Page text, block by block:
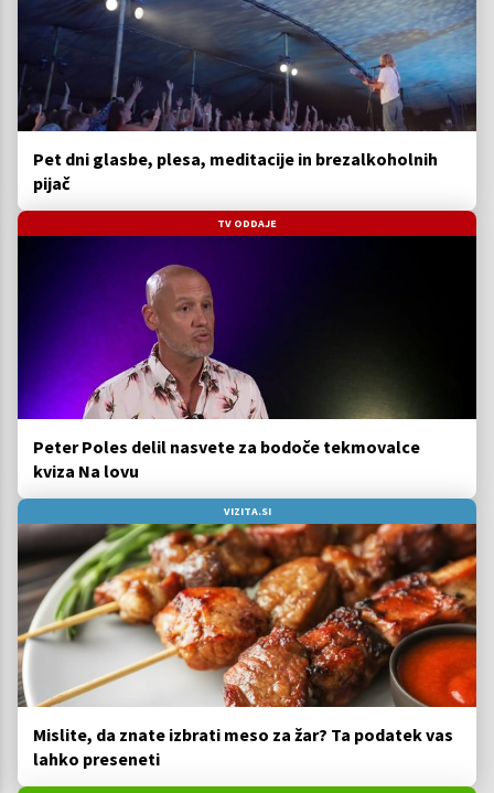
Pet dni glasbe, plesa, meditacije in brezalkoholnih
pijač
TV ODDAJE
Peter Poles delil nasvete za bodoče tekmovalce
kviza Na lovu
VIZITA.SI
Mislite, da znate izbrati meso za žar? Ta podatek vas
lahko preseneti